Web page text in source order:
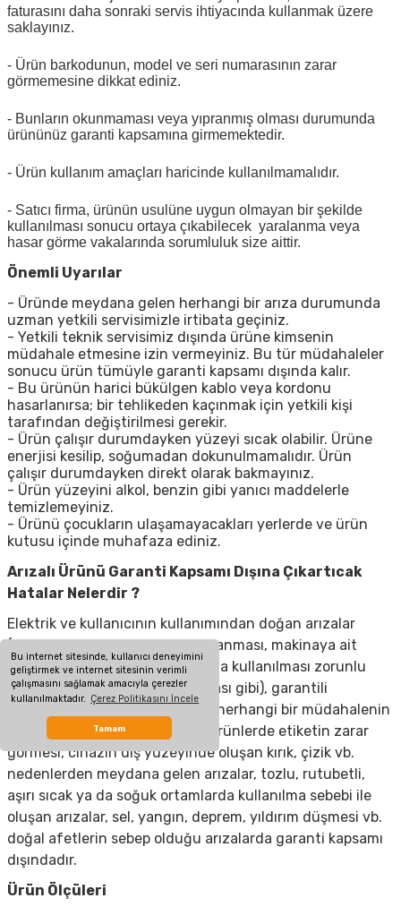
Bu internet sitesinde, kullanıcı deneyimini
geliştirmek ve internet sitesinin verimli
çalışmasını sağlamak amacıyla çerezler
kullanılmaktadır. Çerez Politikasını İncele
Tamam
faturasını daha sonraki servis ihtiyacında kullanmak üzere
saklayınız.
- Ürün barkodunun, model ve seri numarasının zarar
görmemesine dikkat ediniz.
- Bunların okunmaması veya yıpranmış olması durumunda
ürününüz garanti kapsamına girmemektedir.
- Ürün kullanım amaçları haricinde kullanılmamalıdır.
- Satıcı firma, ürünün usulüne uygun olmayan bir şekilde
kullanılması sonucu ortaya çıkabilecek yaralanma veya
hasar görme vakalarında sorumluluk size aittir.
Önemli Uyarılar
- Üründe meydana gelen herhangi bir arıza durumunda
uzman yetkili servisimizle irtibata geçiniz.
- Yetkili teknik servisimiz dışında ürüne kimsenin
müdahale etmesine izin vermeyiniz. Bu tür müdahaleler
sonucu ürün tümüyle garanti kapsamı dışında kalır.
- Bu ürünün harici bükülgen kablo veya kordonu
hasarlanırsa; bir tehlikeden kaçınmak için yetkili kişi
tarafından değiştirilmesi gerekir.
- Ürün çalışır durumdayken yüzeyi sıcak olabilir. Ürüne
enerjisi kesilip, soğumadan dokunulmamalıdır. Ürün
çalışır durumdayken direkt olarak bakmayınız.
- Ürün yüzeyini alkol, benzin gibi yanıcı maddelerle
temizlemeyiniz.
- Ürünü çocukların ulaşamayacakları yerlerde ve ürün
kutusu içinde muhafaza ediniz.
Arızalı Ürünü Garanti Kapsamı Dışına Çıkartıcak
Hatalar Nelerdir ?
Elektrik ve kullanıcının kullanımından doğan arızalar
(elektrik kesilmesi, voltaj dalgalanması, makinaya ait
olmayan aksesuar takılması yada kullanılması zorunlu
olan aksesuarların kullanılmaması gibi), garantili
ürünlerde yetkili servis dışında herhangi bir müdahalenin
yapılması, garanti etiketi olan ürünlerde etiketin zarar
görmesi, cihazın dış yüzeyinde oluşan kırık, çizik vb.
nedenlerden meydana gelen arızalar, tozlu, rutubetli,
aşırı sıcak ya da soğuk ortamlarda kullanılma sebebi ile
oluşan arızalar, sel, yangın, deprem, yıldırım düşmesi vb.
doğal afetlerin sebep olduğu arızalarda garanti kapsamı
dışındadır.
Ürün Ölçüleri